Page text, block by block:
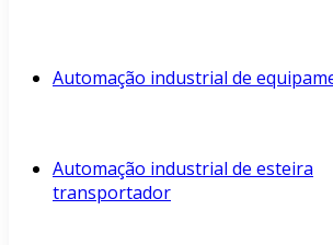
Automação industrial de
Automação industrial de esteira
transportador